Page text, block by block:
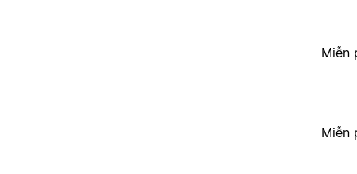
Miễn
Miễn